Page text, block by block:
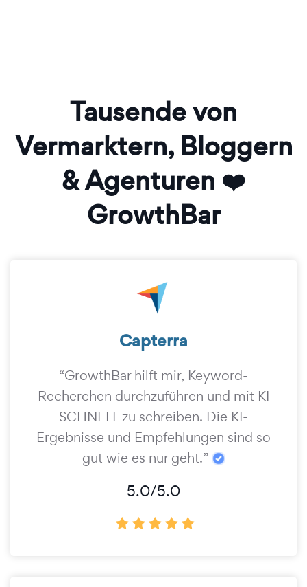
Tausende von
Vermarktern, Bloggern
& Agenturen ❤️
GrowthBar
Capterra
“GrowthBar hilft mir, Keyword-
Recherchen durchzuführen und mit KI
SCHNELL zu schreiben. Die KI-
Ergebnisse und Empfehlungen sind so
gut wie es nur geht.”
5.0/5.0